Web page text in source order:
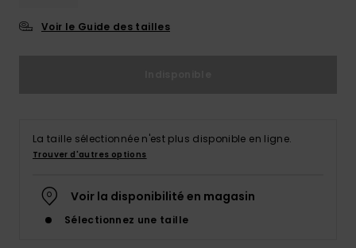
Voir le Guide des tailles
La taille sélectionnée n'est plus disponible en ligne.
Trouver d'autres options
Voir la disponibilité en magasin
Sélectionnez une taille